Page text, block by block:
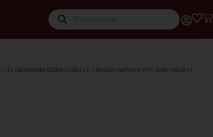
GB RDIMM DDR4-3200 ECC / NVIDIA Geforce RTX 3080 10GB (1.